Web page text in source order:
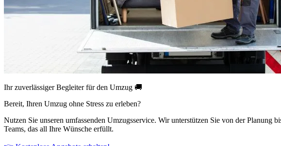
Ihr zuverlässiger Begleiter für den Umzug 🚚
Bereit, Ihren Umzug ohne Stress zu erleben?
Nutzen Sie unseren umfassenden Umzugsservice. Wir unterstützen Sie von der
Teams, das all Ihre Wünsche erfüllt.